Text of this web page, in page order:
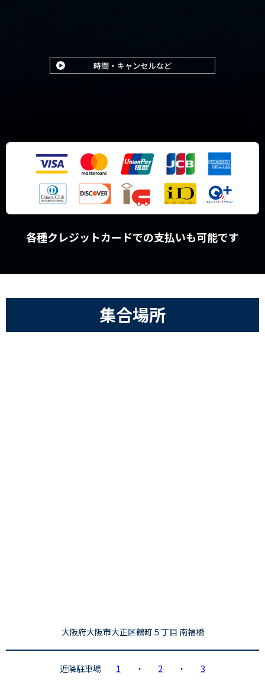
各種クレジットカードでの支払いも可能です
集合場所
大阪府大阪市大正区鶴町５丁目 南福橋
近隣駐車場 1 ・ 2 ・ 3